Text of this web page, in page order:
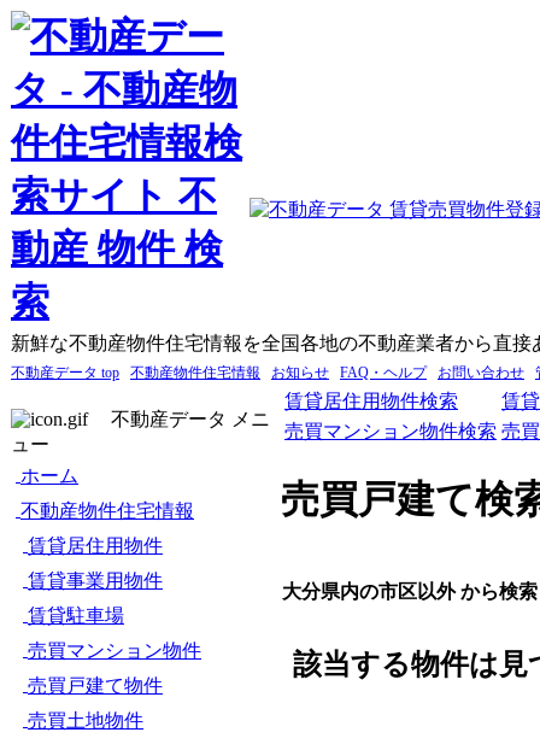
新鮮な不動産物件住宅情報を全国各地の不動産業者から直接
不動産データ top 不動産物件住宅情報 お知らせ FAQ・ヘルプ お問い合わせ
不動産データ メニ
ュー
ホーム
不動産物件住宅情報
賃貸居住用物件
賃貸事業用物件
賃貸駐車場
売買マンション物件
売買戸建て物件
売買土地物件
賃貸居住用物件検索
賃
売買マンション物件検索 売
売買戸建て検
大分県内の市区以外 から検索
該当する物件は